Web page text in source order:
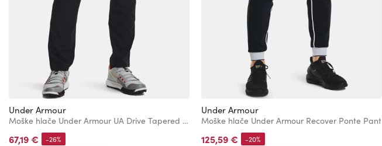
Under Armour
Moške hlače Under Armour UA Drive Tapered Pant
67,19 € -26%
Under Armour
Moške hlače Under Armour Recover Ponte Pant
125,59 € -20%